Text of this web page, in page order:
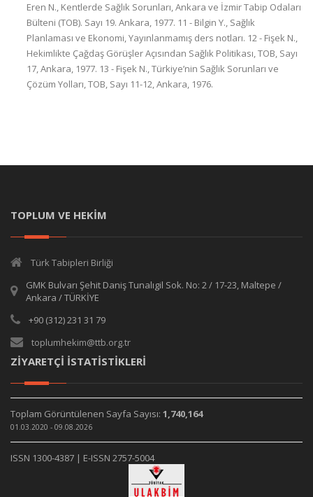
Eren N., Kentlerde Sağlık Sorunları, Ankara ve İzmir Tabip Odaları
Bülteni (TOB). Sayı 19. Ankara, 1977. 11 - Bilgin Y., Sağlık
Planlaması ve Ekonomi, Yayınlanmamış ders notları. 12 - Fişek N.,
Hekimlikte Çağdaş Görüşler Açısından Sağlık Politikası, TOB, Sayı
17, Ankara, 1977. 13 - Fişek N., Türkiye’nin Sağlık Sorunları ve
Çözüm Yolları, TOB, Sayı 11-12, Ankara, 1976.
TOPLUM VE HEKİM
Türk Tabipleri Birliği
GMK Bulvarı Şehit Daniş Tunalıgil Sok. No: 2 / 17-23, Maltepe /
Ankara / TÜRKİYE
+90 (312) 231 31 79
toplumhekim@ttb.org.tr
ZİYARETÇİ İSTATİSTİKLERİ
Toplam Görüntülenen Sayfa Sayısı: 1,740,164
01.03.2020 - 09.08.2026
ISSN 1300-4387 | E-ISSN 2757-5004